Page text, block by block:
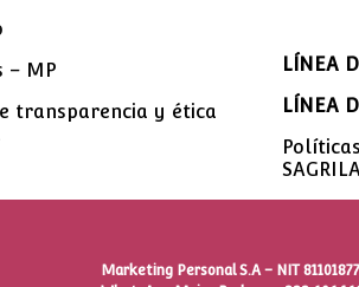
– MP
transparencia y ética
LÍNEA
LÍNEA
Marketing Personal S.A – NIT